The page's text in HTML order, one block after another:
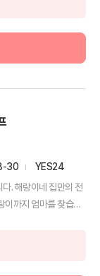
30
YES24
. 해랑이네 집만의 전
이까지 엄마를 찾습니